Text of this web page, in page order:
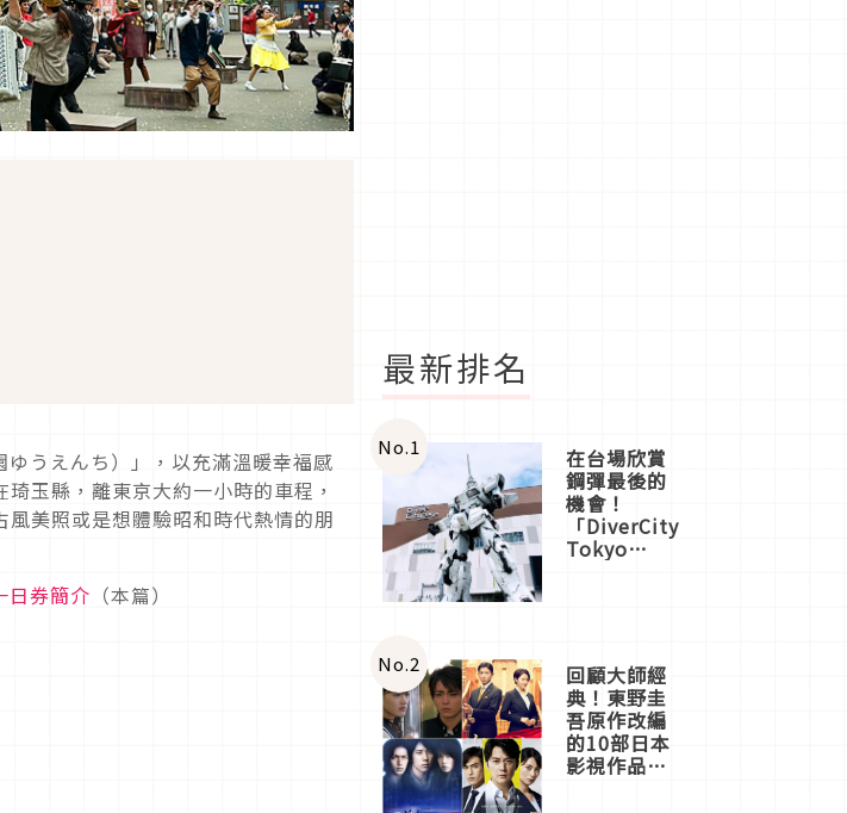
うえんち）」，以充滿溫暖幸福感
玉縣，離東京大約一小時的車程，
美照或是想體驗昭和時代熱情的朋
日券簡介 （本篇）
最新排名
No.1 在台場欣賞
鋼彈最後的
機會！
「DiverCity
Tokyo
體驗
No.2 回顧大師經
典！東野圭
吾原作改編
的10部日本
影視作品推